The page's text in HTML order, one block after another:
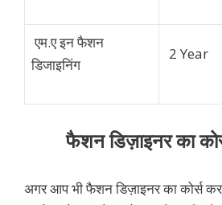
एम.एइन फैशन
डिजाइनिंग
2 Year
फैशन डिज़ाइनर का
अगर आप भी फैशन डिज़ाइनर का कोर्स